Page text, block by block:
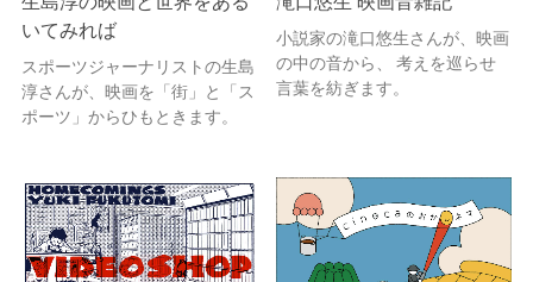
いてみれば
スポーツジャーナリストの生島
淳さんが、映画を「街」と「ス
ポーツ」からひもときます。
小説家の滝口悠生さんが、映画
の中の音から、 考えを巡らせ
言葉を紡ぎます。